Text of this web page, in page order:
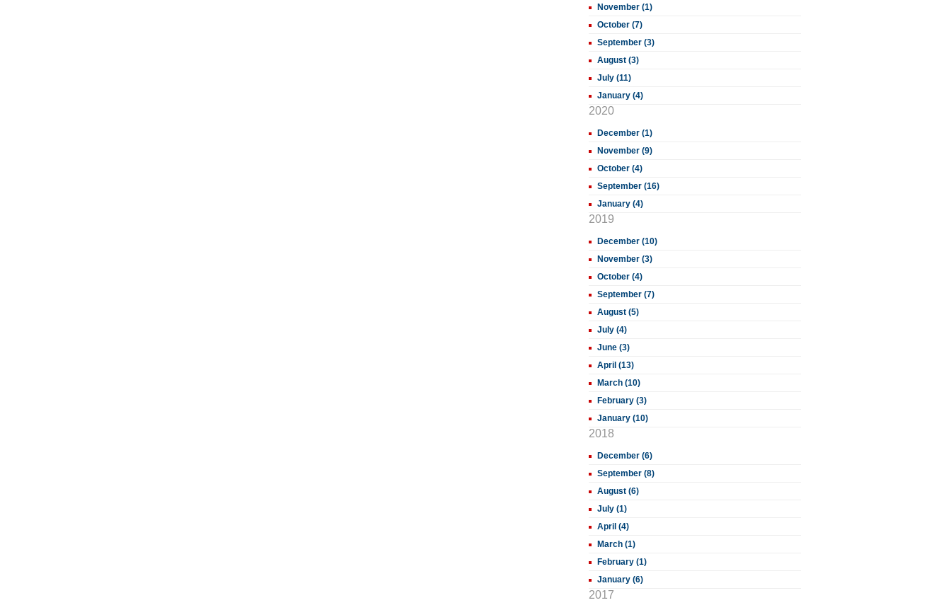
November (1)
October (7)
September (3)
August (3)
July (11)
January (4)
2020
December (1)
November (9)
October (4)
September (16)
January (4)
2019
December (10)
November (3)
October (4)
September (7)
August (5)
July (4)
June (3)
April (13)
March (10)
February (3)
January (10)
2018
December (6)
September (8)
August (6)
July (1)
April (4)
March (1)
February (1)
January (6)
2017